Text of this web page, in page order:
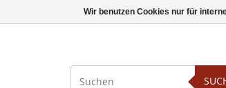
Wir benutzen Cookies nur für